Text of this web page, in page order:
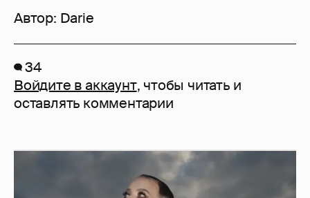
Автор: Darie
34
Войдите в аккаунт, чтобы читать и
оставлять комментарии